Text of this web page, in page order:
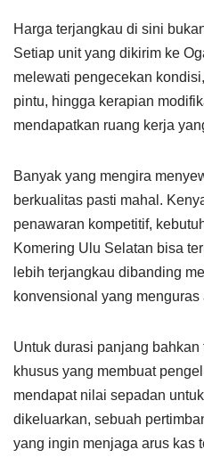
Harga terjangkau di sini
Setiap unit yang dikirim ke
melewati pengecekan
pintu, hingga kerapian
mendapatkan ruang kerja
Banyak yang mengira
berkualitas pasti mahal.
penawaran kompetitif,
Komering Ulu Selatan bisa
lebih terjangkau dibanding
konvensional yang menguras
Untuk durasi panjang
khusus yang membuat
mendapat nilai sepadan
dikeluarkan, sebuah
yang ingin menjaga arus kas